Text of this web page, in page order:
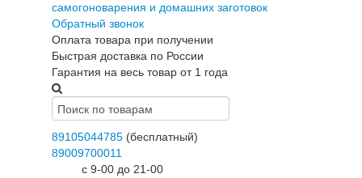
самогоноварения и домашних заготовок
Обратный звонок
Оплата товара при получении
Быстрая доставка по России
Гарантия на весь товар от 1 года
89105044785 (бесплатный)
89009700011
c 9-00 до 21-00